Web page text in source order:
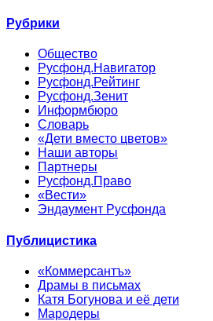
Рубрики
Общество
Русфонд.Навигатор
Русфонд.Рейтинг
Русфонд.Зенит
Информбюро
Словарь
«Дети вместо цветов»
Наши авторы
Партнеры
Русфонд.Право
«Вести»
Эндаумент Русфонда
Публицистика
«Коммерсантъ»
Драмы в письмах
Катя Богунова и её дети
Мародеры